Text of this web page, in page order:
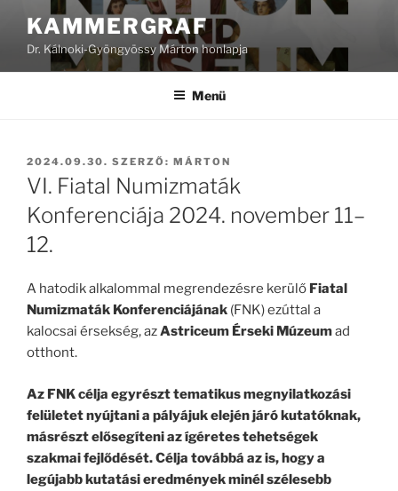
Tartalomhoz
KAMMERGRAF
Dr. Kálnoki-Gyöngyössy Márton honlapja
Menü
BEKÜLDVE:
2024.09.30. SZERZŐ: MÁRTON
VI. Fiatal Numizmaták
Konferenciája 2024. november 11–
12.
A hatodik alkalommal megrendezésre kerülő Fiatal
Numizmaták Konferenciájának (FNK) ezúttal a
kalocsai érsekség, azAstriceum Érseki Múzeumad
otthont.
Az FNK célja egyrészt tematikus megnyilatkozási
felületet nyújtani a pályájuk elején járó kutatóknak,
másrészt elősegíteni az ígéretes tehetségek
szakmai fejlődését. Célja továbbá az is, hogy a
legújabb kutatási eredmények minél szélesebb